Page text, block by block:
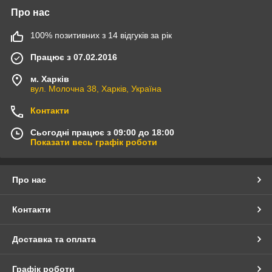
Про нас
100% позитивних з 14 відгуків за рік
Працює з 07.02.2016
м. Харків
вул. Молочна 38, Харків, Україна
Контакти
Сьогодні працює з 09:00 до 18:00
Показати весь графік роботи
Про нас
Контакти
Доставка та оплата
Графік роботи